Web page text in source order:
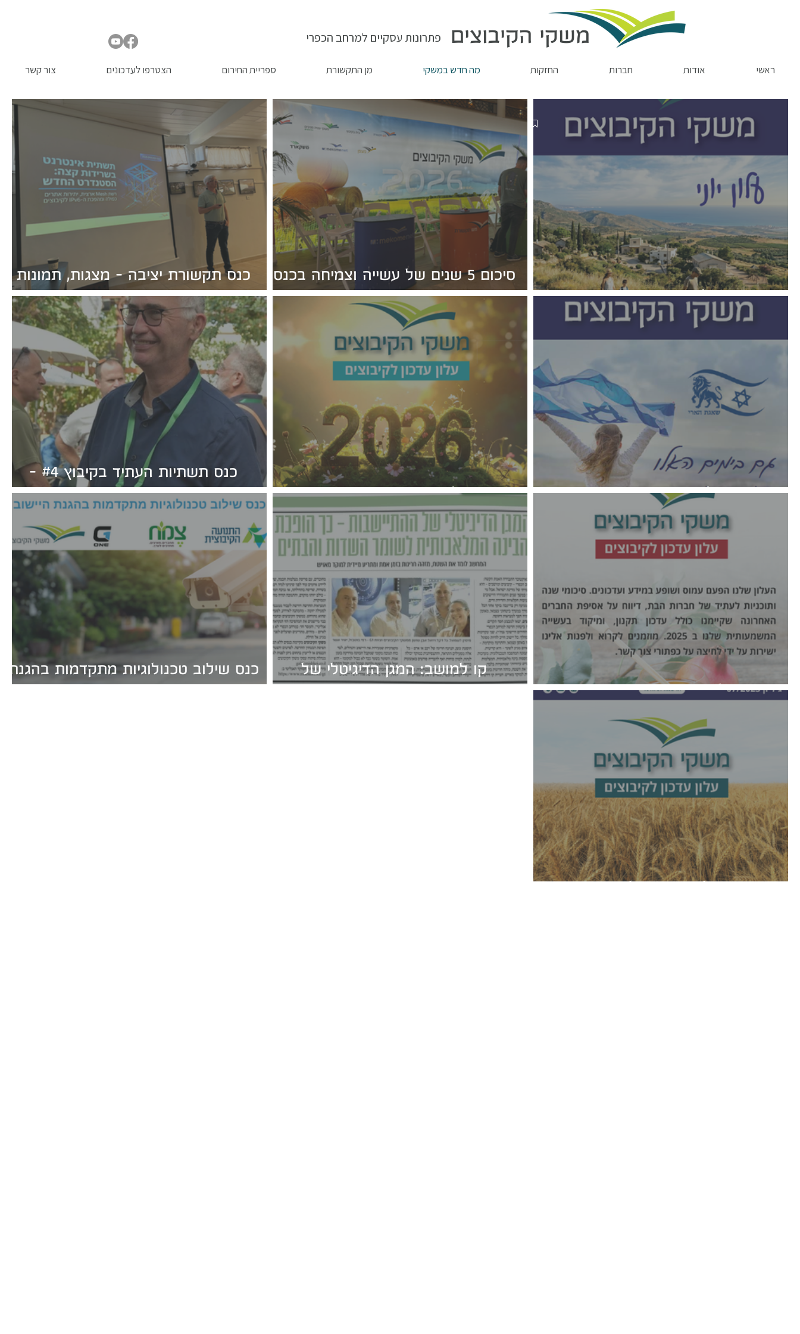
משקי הקיבוצים פתרונות עסקיים למרחב הכפרי
ראשי אודות חברות החזקות מה חדש במשקי מן התקשורת ספריית החירום הצטרפו לעדכונים צור קשר
עלון רבעוני יוני 2026
סיכום 5 שנים של עשייה וצמיחה בכנס
הנהגות הקיבוצים מאי 2026
כנס תקשורת יציבה - מצגות, תמונות
ורשמים
עלון רבעוני מרץ 2026 עלון רבעוני דצמבר2025
כנס תשתיות העתיד בקיבוץ #4 -
מצגות, תמונות ורשמים
עלון רבעוני ספטמבר2025
קו למושב: המגן הדיגיטלי של
ההתיישבות
כנס שילוב טכנולוגיות מתקדמות בהגנת
היישוב - עמק הירדן
עלון רבעוני יולי 2025